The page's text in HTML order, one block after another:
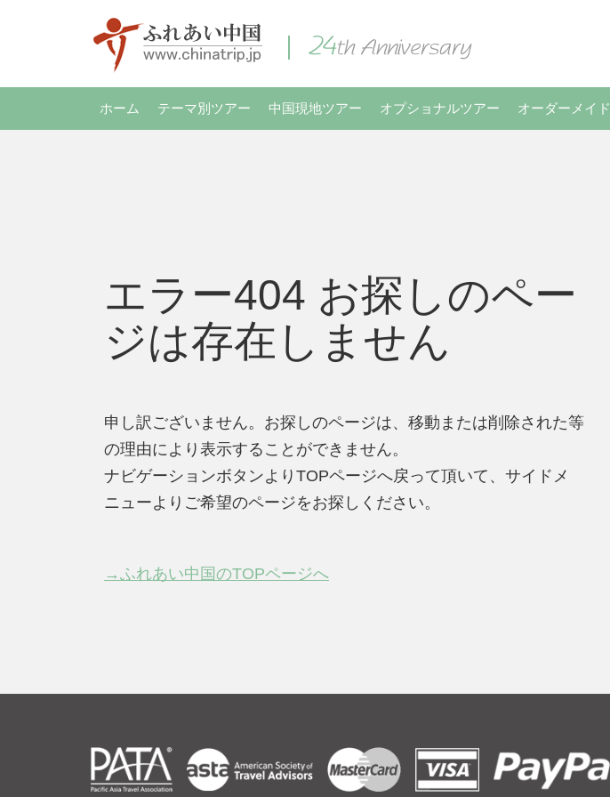
ホーム テーマ別ツアー 中国現地ツアー オプショナルツアー オーダーメイド
エラー404 お探しのペー
ジは存在しません
申し訳ございません。お探しのページは、移動または削除された等
の理由により表示することができません。
ナビゲーションボタンよりTOPページへ戻って頂いて、サイドメ
ニューよりご希望のページをお探しください。
→ふれあい中国のTOPページへ